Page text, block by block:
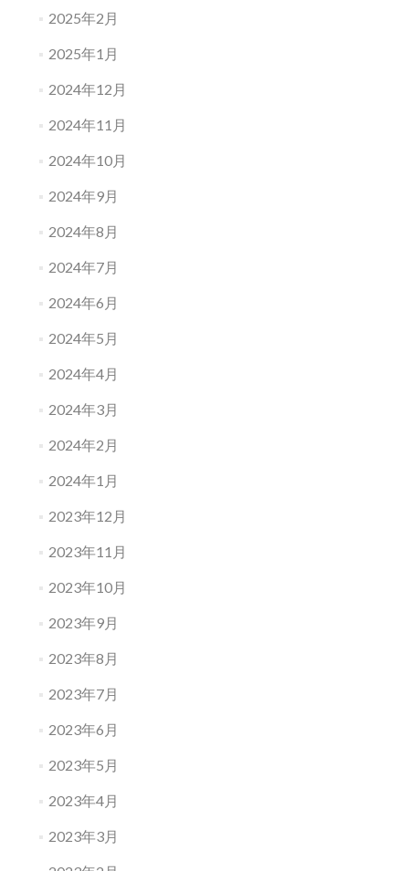
2025年2月
2025年1月
2024年12月
2024年11月
2024年10月
2024年9月
2024年8月
2024年7月
2024年6月
2024年5月
2024年4月
2024年3月
2024年2月
2024年1月
2023年12月
2023年11月
2023年10月
2023年9月
2023年8月
2023年7月
2023年6月
2023年5月
2023年4月
2023年3月